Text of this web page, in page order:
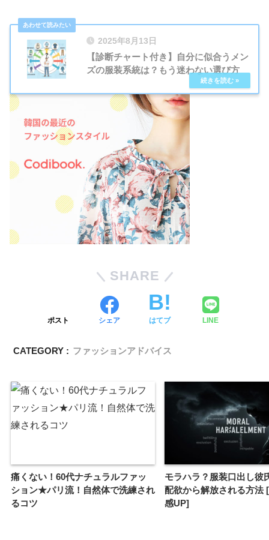
2025年8月13日
【診断チャート付き】自分に似合うメン
ズの服装系統は？もう迷わない選び方
SHARE
ポスト シェア はてブ LINE
CATEGORY : ファッションアドバイス
痛くない！60代ナチュラルファッ
ション★パリ流！自然体で洗練され
るコツ
モラハラ？服装口出し彼
配欲から解放される方法
感UP]